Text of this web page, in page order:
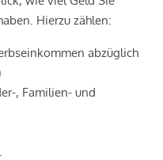
Hierzu zählen:
abzüglich
, Familien- und